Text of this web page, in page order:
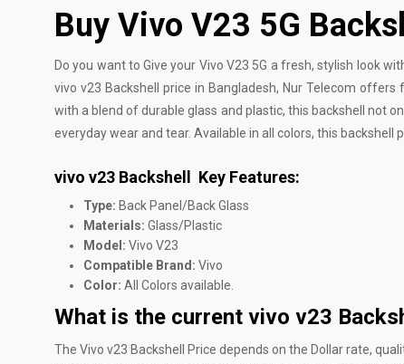
Buy Vivo V23 5G
Do you want to Give your VivoV23 5G a fresh, stylish look
vivo v23 Backshell price in Bangladesh, Nur Telecom
with a blend of durable glass and plastic, this backshell not
everyday wear and tear. Available in all colors, this
vivo v23 Backshell Key Features:
Type: Back Panel/Back Glass
Materials: Glass/Plastic
Model: Vivo V23
Compatible Brand: Vivo
Color: All Colors available.
What is the current vivo v23
The Vivo v23 Backshell Price depends on the Dollar rate,